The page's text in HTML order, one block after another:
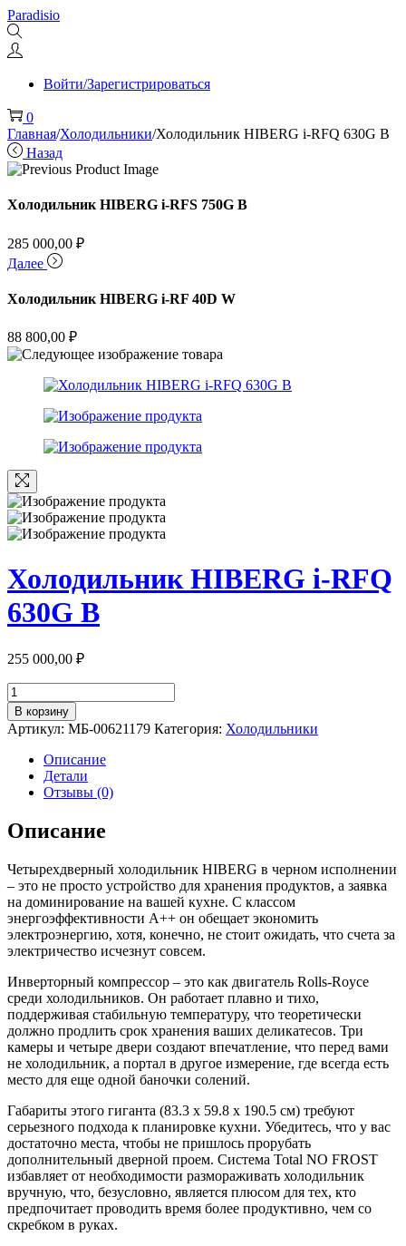
Перейти
к
навигации
Перейти
к
содержимому
Paradisio
Войти/Зарегистрироваться
0
Главная/Холодильники/Холодильник HIBERG i-RFQ 630G B
Назад
Холодильник HIBERG i-RFS 750G B
285 000,00 ₽
Далее
Холодильник HIBERG i-RF 40D W
88 800,00 ₽
Холодильник HIBERG i-RFQ
630G B
255 000,00 ₽
Количество
товара
Холодильник
HIBERG
RFQ
630G
В корзину
Артикул: МБ-00621179 Категория: Холодильники
Описание
Детали
Отзывы (0)
Описание
Четырехдверный холодильник HIBERG в черном исполнении
– это не просто устройство для хранения продуктов, а заявка
на доминирование на вашей кухне. С классом
энергоэффективности A++ он обещает экономить
электроэнергию, хотя, конечно, не стоит ожидать, что счета за
электричество исчезнут совсем.
Инверторный компрессор – это как двигатель Rolls-Royce
среди холодильников. Он работает плавно и тихо,
поддерживая стабильную температуру, что теоретически
должно продлить срок хранения ваших деликатесов. Три
камеры и четыре двери создают впечатление, что перед вами
не холодильник, а портал в другое измерение, где всегда есть
место для еще одной баночки солений.
Габариты этого гиганта (83.3 x 59.8 x 190.5 см) требуют
серьезного подхода к планировке кухни. Убедитесь, что у вас
достаточно места, чтобы не пришлось прорубать
дополнительный дверной проем. Система Total NO FROST
избавляет от необходимости размораживать холодильник
вручную, что, безусловно, является плюсом для тех, кто
предпочитает проводить время более продуктивно, чем со
скребком в руках.